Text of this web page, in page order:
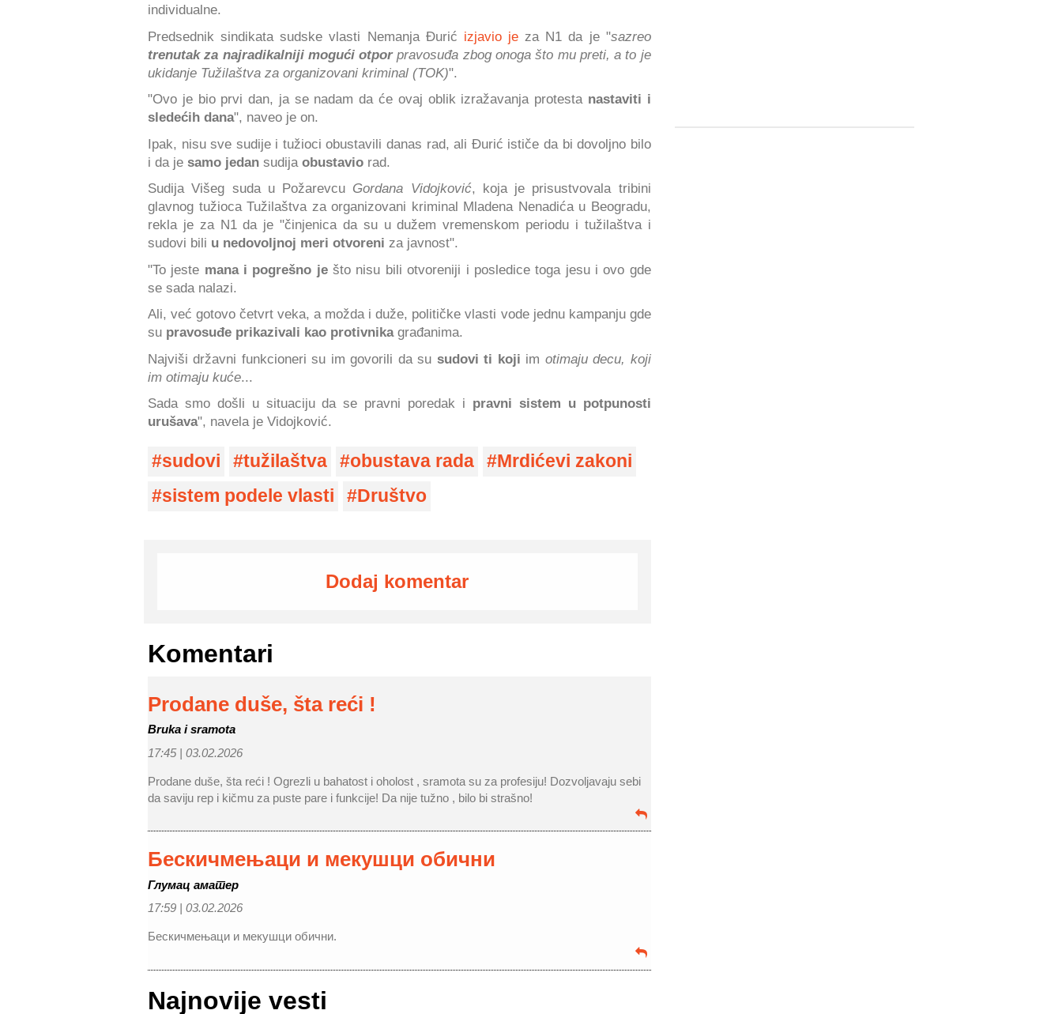
individualne.
Predsednik sindikata sudske vlasti Nemanja Đurić izjavio jeza N1 da je "sazreo
trenutak za najradikalniji mogući otporpravosuđa zbog onoga što mu preti, a to je
ukidanje Tužilaštva za organizovani kriminal (TOK)".
"Ovo je bio prvi dan, ja se nadam da će ovaj oblik izražavanja protesta nastaviti i
sledećih dana", naveo je on.
Ipak, nisu sve sudije i tužioci obustavili danas rad, ali Đurić ističe da bi dovoljno bilo
i da je samo jedan sudija obustavio rad.
Sudija Višeg suda u Požarevcu Gordana Vidojković, koja je prisustvovala tribini
glavnog tužioca Tužilaštva za organizovani kriminal Mladena Nenadića u Beogradu,
rekla je za N1 da je "činjenica da su u dužem vremenskom periodu i tužilaštva i
sudovi bili u nedovoljnoj meri otvoreni za javnost".
"To jeste mana i pogrešno ješto nisu bili otvoreniji i posledice toga jesu i ovo gde
se sada nalazi.
Ali, već gotovo četvrt veka, a možda i duže, političke vlasti vode jednu kampanju gde
su pravosuđe prikazivali kao protivnikagrađanima.
Najviši državni funkcioneri su im govorili da su sudovi ti koji im otimaju decu, koji
im otimaju kuće...
Sada smo došli u situaciju da se pravni poredak i pravni sistem u potpunosti
urušava", navela je Vidojković.
sudovi tužilaštva obustava rada
Mrdićevi zakoni
sistem podele vlasti
Društvo
Dodaj komentar
Komentari
Prodane duše, šta reći !
Bruka i sramota
17:45 | 03.02.2026
Prodane duše, šta reći ! Ogrezli u bahatost i oholost , sramota su za profesiju! Dozvoljavaju sebi
da saviju rep i kičmu za puste pare i funkcije! Da nije tužno , bilo bi strašno!
Бескичмењаци и мекушци обични
Глумац аматер
17:59 | 03.02.2026
Бескичмењаци и мекушци обични.
Najnovije vesti